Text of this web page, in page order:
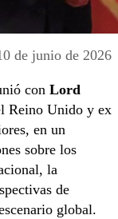
de junio de 2026
con Lord
Reino Unido y ex
en un
sobre los
la
de
global.